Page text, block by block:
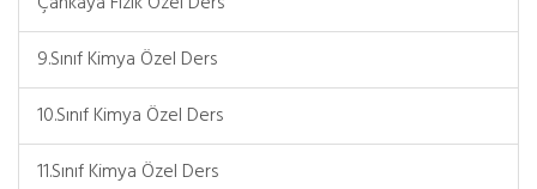
9.Sınıf Kimya Özel Ders
10.Sınıf Kimya Özel Ders
11.Sınıf Kimya Özel Ders